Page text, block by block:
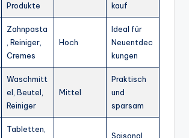
Produkte
kauf
Zahnpasta
, Reiniger,
Cremes
Hoch
Ideal für
Neuentdec
kungen
Waschmitt
el, Beutel,
Reiniger
Mittel
Praktisch
und
sparsam
Tabletten,
Saisonal